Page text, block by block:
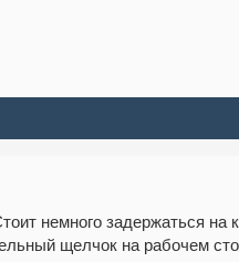
немного задержаться
щелчок на рабочем